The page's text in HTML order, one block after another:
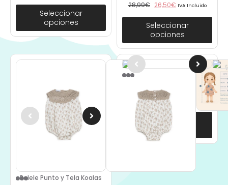
Seleccionar
opciones
28,99€ 26,50€ IVA Incluido
Seleccionar
opciones
Pelele Punto y Tela Koalas
Pelele Ceremonia Mayoral
33,99€ IVA Incluido
Seleccionar
opciones